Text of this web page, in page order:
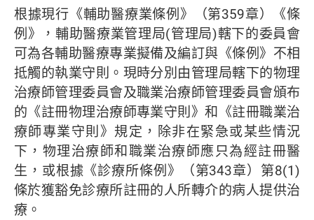
根據現行《輔助醫療業條例》（第359章）《條
例》，輔助醫療業管理局(管理局)轄下的委員會
可為各輔助醫療專業擬備及編訂與《條例》不相
抵觸的執業守則。現時分別由管理局轄下的物理
治療師管理委員會及職業治療師管理委員會頒布
的《註冊物理治療師專業守則》和《註冊職業治
療師專業守則》規定，除非在緊急或某些情況
下，物理治療師和職業治療師應只為經註冊醫
生，或根據《診療所條例》（第343章）第8(1)
條於獲豁免診療所註冊的人所轉介的病人提供治
療。